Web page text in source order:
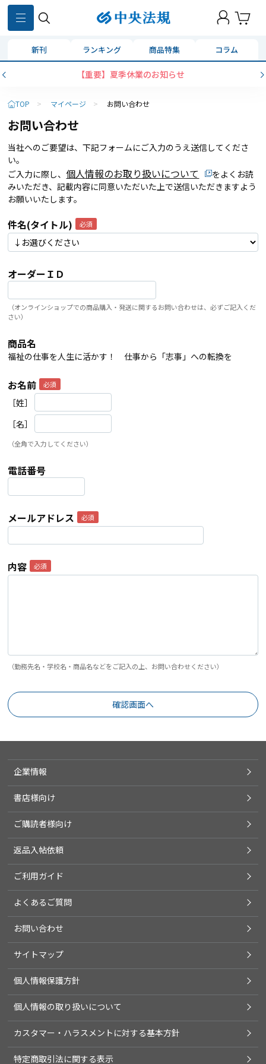
新刊 ランキング 商品特集 コラム
【重要】夏季休業のお知らせ
TOP > マイページ > お問い合わせ
お問い合わせ
当社へのご要望は、下記フォームにご入力のうえ送信してくださ
い。
ご入力に際し、 個人情報のお取り扱いについて
をよくお読
みいただき、記載内容に同意いただいた上で送信いただきますよう
お願いいたします。
件名(タイトル)
オーダーＩＤ
（オンラインショップでの商品購入・発送に関するお問い合わせは、必ずご記入くだ
さい）
商品名
福祉の仕事を人生に活かす！ 仕事から「志事」への転換を
お名前
［姓］
［名］
（全角で入力してください）
電話番号
メールアドレス
内容
（勤務先名・学校名・商品名などをご記入の上、お問い合わせください）
企業情報
書店様向け
ご購読者様向け
返品入帖依頼
ご利用ガイド
よくあるご質問
お問い合わせ
サイトマップ
個人情報保護方針
個人情報の取り扱いについて
カスタマー・ハラスメントに対する基本方針
特定商取引法に関する表示